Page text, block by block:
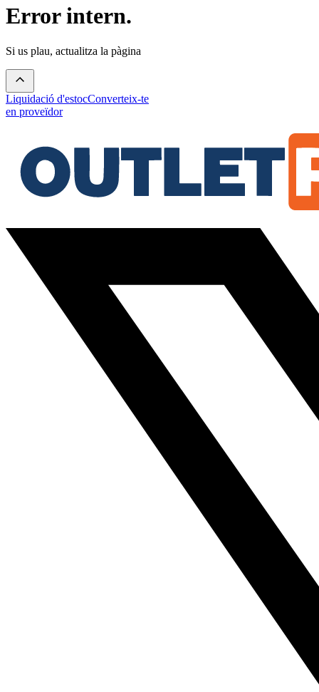
Error intern.
Si us plau, actualitza la pàgina
Liquidació d'estocConverteix-te
en proveïdor